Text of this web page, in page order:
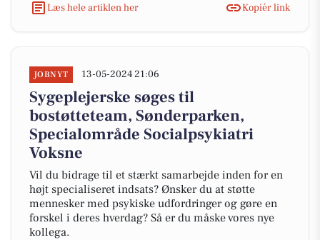
Læs hele artiklen her
Kopiér link
JOBNYT 13-05-2024 21:06
Sygeplejerske søges til
bostøtteteam, Sønderparken,
Specialområde Socialpsykiatri
Voksne
Vil du bidrage til et stærkt samarbejde inden for en
højt specialiseret indsats? Ønsker du at støtte
mennesker med psykiske udfordringer og gøre en
forskel i deres hverdag? Så er du måske vores nye
kollega.